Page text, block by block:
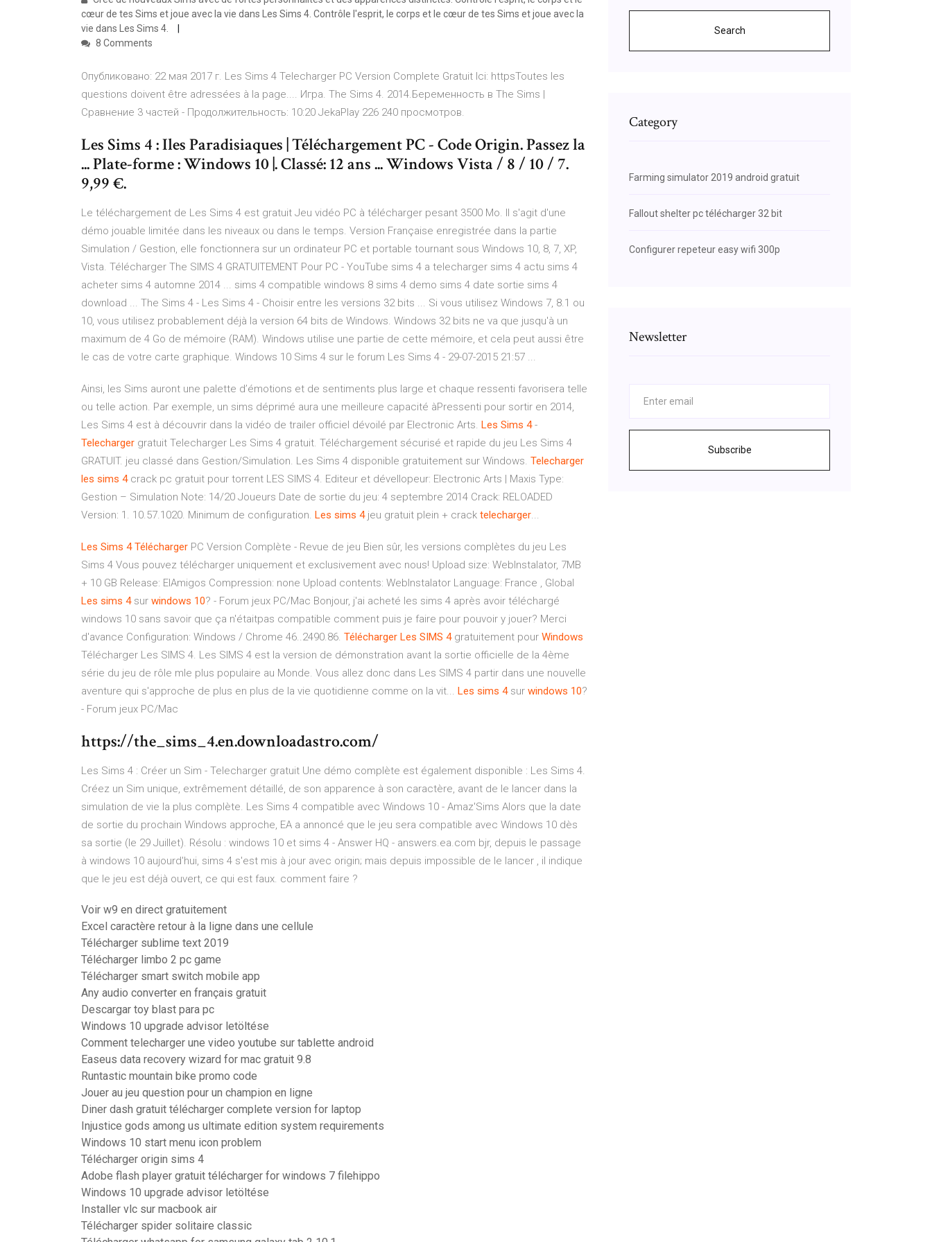
cœur de tes Sims et joue avec la vie dans Les Sims 4. Contrôle l'esprit, le corps et le cœur de tes Sims et joue avec la
vie dans Les Sims 4.
8 Comments
Опубликовано: 22 мая 2017 г. Les Sims 4 Telecharger PC Version Complete Gratuit Ici: httpsToutes les
questions doivent être adressées à la page.... Игра. The Sims 4. 2014.Беременность в The Sims |
Сравнение 3 частей - Продолжительность: 10:20 JekaPlay 226 240 просмотров.
Les Sims 4 : Iles Paradisiaques | Téléchargement PC - Code Origin. Passez la
... Plate-forme : Windows 10 |. Classé: 12 ans ... Windows Vista / 8 / 10 / 7.
9,99 €.
Le téléchargement de Les Sims 4 est gratuit Jeu vidéo PC à télécharger pesant 3500 Mo. Il s'agit d'une
démo jouable limitée dans les niveaux ou dans le temps. Version Française enregistrée dans la partie
Simulation / Gestion, elle fonctionnera sur un ordinateur PC et portable tournant sous Windows 10, 8, 7, XP,
Vista. Télécharger The SIMS 4 GRATUITEMENT Pour PC - YouTube sims 4 a telecharger sims 4 actu sims 4
acheter sims 4 automne 2014 ... sims 4 compatible windows 8 sims 4 demo sims 4 date sortie sims 4
download ... The Sims 4 - Les Sims 4 - Choisir entre les versions 32 bits ... Si vous utilisez Windows 7, 8.1 ou
10, vous utilisez probablement déjà la version 64 bits de Windows. Windows 32 bits ne va que jusqu'à un
maximum de 4 Go de mémoire (RAM). Windows utilise une partie de cette mémoire, et cela peut aussi être
le cas de votre carte graphique. Windows 10 Sims 4 sur le forum Les Sims 4 - 29-07-2015 21:57 ...
Ainsi, les Sims auront une palette d’émotions et de sentiments plus large et chaque ressenti favorisera telle
ou telle action. Par exemple, un sims déprimé aura une meilleure capacité àPressenti pour sortir en 2014,
Les Sims 4 est à découvrir dans la vidéo de trailer officiel dévoilé par Electronic Arts. Les Sims 4-
Telecharger gratuit Telecharger Les Sims 4 gratuit. Téléchargement sécurisé et rapide du jeu Les Sims 4
GRATUIT. jeu classé dans Gestion/Simulation. Les Sims 4 disponible gratuitement sur Windows. Telecharger
les sims 4crack pc gratuit pour torrent LES SIMS 4. Editeur et dévellopeur: Electronic Arts | Maxis Type:
Gestion – Simulation Note: 14/20 Joueurs Date de sortie du jeu: 4 septembre 2014 Crack: RELOADED
Version: 1. 10.57.1020. Minimum de configuration. Les sims 4jeu gratuit plein + crack telecharger...
Les Sims 4 Télécharger PC Version Complète - Revue de jeu Bien sûr, les versions complètes du jeu Les
Sims 4 Vous pouvez télécharger uniquement et exclusivement avec nous! Upload size: WebInstalator, 7MB
+ 10 GB Release: ElAmigos Compression: none Upload contents: WebInstalator Language: France , Global
Les sims 4sur windows 10? - Forum jeux PC/Mac Bonjour, j'ai acheté les sims 4 après avoir téléchargé
windows 10 sans savoir que ça n'étaitpas compatible comment puis je faire pour pouvoir y jouer? Merci
d'avance Configuration: Windows / Chrome 46..2490.86. Télécharger Les SIMS 4gratuitement pour Windows
Télécharger Les SIMS 4. Les SIMS 4 est la version de démonstration avant la sortie officielle de la 4ème
série du jeu de rôle mle plus populaire au Monde. Vous allez donc dans Les SIMS 4 partir dans une nouvelle
aventure qui s'approche de plus en plus de la vie quotidienne comme on la vit... Les sims 4sur windows 10?
- Forum jeux PC/Mac
https://the_sims_4.en.downloadastro.com/
Les Sims 4 : Créer un Sim - Telecharger gratuit Une démo complète est également disponible : Les Sims 4.
Créez un Sim unique, extrêmement détaillé, de son apparence à son caractère, avant de le lancer dans la
simulation de vie la plus complète. Les Sims 4 compatible avec Windows 10 - Amaz'Sims Alors que la date
de sortie du prochain Windows approche, EA a annoncé que le jeu sera compatible avec Windows 10 dès
sa sortie (le 29 Juillet). Résolu : windows 10 et sims 4 - Answer HQ - answers.ea.com bjr, depuis le passage
à windows 10 aujourd'hui, sims 4 s'est mis à jour avec origin; mais depuis impossible de le lancer , il indique
que le jeu est déjà ouvert, ce qui est faux. comment faire ?
Voir w9 en direct gratuitement
Excel caractère retour à la ligne dans une cellule
Télécharger sublime text 2019
Télécharger limbo 2 pc game
Télécharger smart switch mobile app
Any audio converter en français gratuit
Descargar toy blast para pc
Windows 10 upgrade advisor letöltése
Comment telecharger une video youtube sur tablette android
Easeus data recovery wizard for mac gratuit 9.8
Runtastic mountain bike promo code
Jouer au jeu question pour un champion en ligne
Diner dash gratuit télécharger complete version for laptop
Injustice gods among us ultimate edition system requirements
Windows 10 start menu icon problem
Télécharger origin sims 4
Adobe flash player gratuit télécharger for windows 7 filehippo
Windows 10 upgrade advisor letöltése
Installer vlc sur macbook air
Télécharger spider solitaire classic
Search
Category
Farming simulator 2019 android gratuit
Fallout shelter pc télécharger 32 bit
Configurer repeteur easy wifi 300p
Newsletter
Subscribe